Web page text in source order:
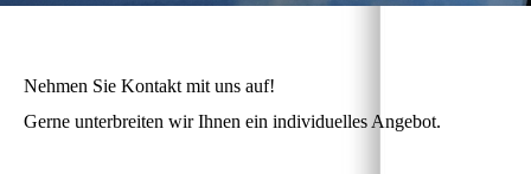
Nehmen Sie Kontakt mit uns auf!
Gerne unterbreiten wir Ihnen ein individuelles Angebot.